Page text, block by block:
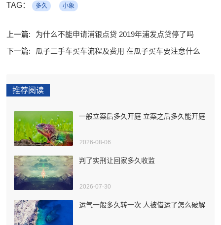
TAG： 多久 小象
上一篇:
为什么不能申请浦银点贷 2019年浦发点贷停了吗
下一篇:
瓜子二手车买车流程及费用 在瓜子买车要注意什么
推荐阅读
一般立案后多久开庭 立案之后多久能开庭
2026-08-06
判了实刑让回家多久收监
2026-07-30
运气一般多久转一次 人被借运了怎么破解